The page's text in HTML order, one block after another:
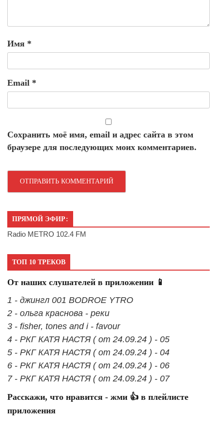
Имя *
Email *
Сохранить моё имя, email и адрес сайта в этом
браузере для последующих моих комментариев.
ПРЯМОЙ ЭФИР:
Radio METRO 102.4 FM
ТОП 10 ТРЕКОВ
От наших слушателей в приложении 📱
1 - джингл 001 BODROE YTRO
2 - ольга краснова - реки
3 - fisher, tones and i - favour
4 - РКГ КАТЯ НАСТЯ ( от 24.09.24 ) - 05
5 - РКГ КАТЯ НАСТЯ ( от 24.09.24 ) - 04
6 - РКГ КАТЯ НАСТЯ ( от 24.09.24 ) - 06
7 - РКГ КАТЯ НАСТЯ ( от 24.09.24 ) - 07
Расскажи, что нравится - жми 👍 в плейлисте
приложения